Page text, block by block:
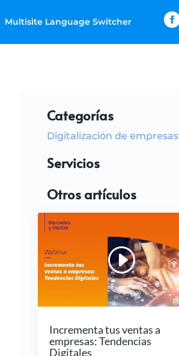
Multisite Language Switcher
Categorías
Digitalización de empresas
Servicios
Otros artículos
Incrementa tus ventas a
empresas: Tendencias
Digitales